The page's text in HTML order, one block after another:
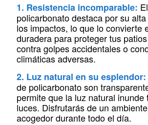
1. Resistencia incomparable: El
policarbonato destaca por su
los impactos, lo que lo convierte
duradera para proteger tus
contra golpes accidentales o
climáticas adversas.
2. Luz natural en su esplendor:
de policarbonato son
permite que la luz natural inunde
luces. Disfrutarás de un
acogedor durante todo el día.